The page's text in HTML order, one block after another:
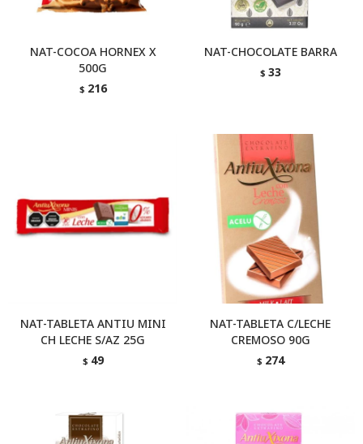
NAT-COCOA HORNEX X
500G
$ 216
NAT-CHOCOLATE BARRA
$ 33
NAT-TABLETA ANTIU MINI
CH LECHE S/AZ 25G
$ 49
NAT-TABLETA C/LECHE
CREMOSO 90G
$ 274